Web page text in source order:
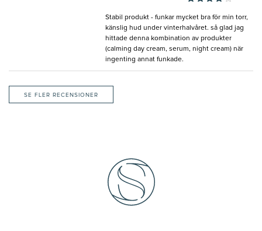
Stabil produkt - funkar mycket bra för min torr,
känslig hud under vinterhalvåret. så glad jag
hittade denna kombination av produkter
(calming day cream, serum, night cream) när
ingenting annat funkade.
SE FLER RECENSIONER